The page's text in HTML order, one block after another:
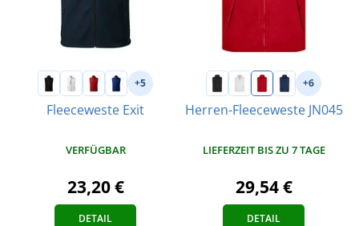
+5
Fleeceweste Exit
VERFÜGBAR
23,20 €
DETAIL
+6
Herren-Fleeceweste JN045
LIEFERZEIT BIS ZU 7 TAGE
29,54 €
DETAIL